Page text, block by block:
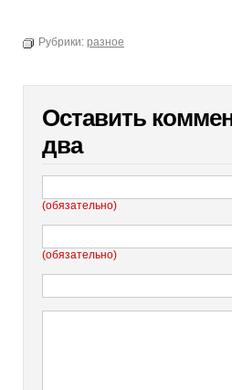
Рубрики: разное
Оставить
два
(обязательно)
(обязательно)